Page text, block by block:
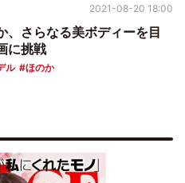
、さらなる美ボディーを目
に挑戦
ル ほのか
2021-08-20 18:00